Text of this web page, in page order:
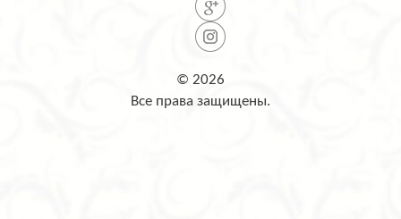
© 2026
Все права защищены.